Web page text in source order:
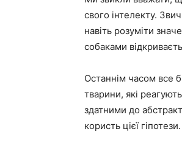
свого інтелекту.
навіть розуміти
собаками
Останнім часом все
тварини, які
здатними до
користь цієї гіпотези.